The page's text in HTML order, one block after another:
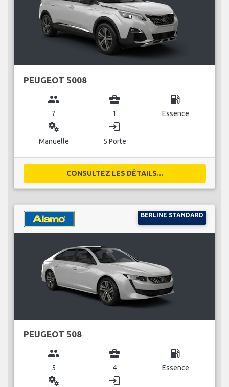
PEUGEOT 5008
group
7
business_center
1
local_gas_station
Essence
miscellaneous_services
Manuelle
login
5 Porte
CONSULTEZ LES DÉTAILS...
BERLINE STANDARD
PEUGEOT 508
group
5
business_center
4
local_gas_station
Essence
miscellaneous_services login